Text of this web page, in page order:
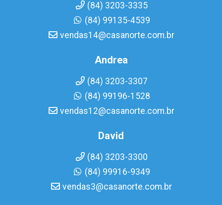
(84) 3203-3335
(84) 99135-4539
vendas14@casanorte.com.br
Andrea
(84) 3203-3307
(84) 99196-1528
vendas12@casanorte.com.br
David
(84) 3203-3300
(84) 99916-9349
vendas3@casanorte.com.br